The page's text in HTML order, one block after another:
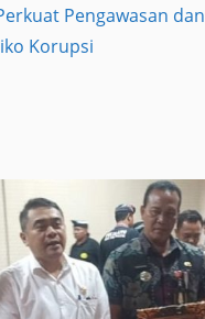
Pengawasan dan
Korupsi